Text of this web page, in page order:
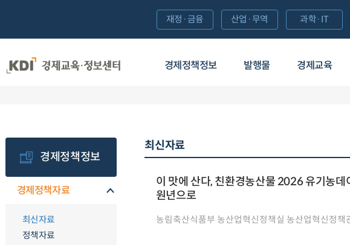
경제정책정보 발행물 경제교육
재정·금융 산업·무역 과학·IT
경제정책정보
경제정책자료
최신자료
정책자료
최신자료
이 맛에 산다, 친환경농산물 2026 유기농데
원년으로
농림축산식품부 농산업혁신정책실 농산업혁신정책